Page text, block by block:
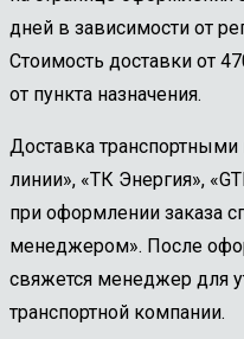
дней в зависимости от
Стоимость доставки от
от пункта назначения.
Доставка
линии», «ТК Энергия»,
при оформлении заказа
менеджером». После
свяжется менеджер для
транспортной компании.